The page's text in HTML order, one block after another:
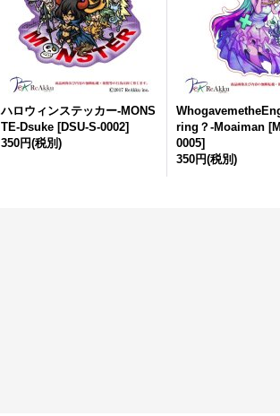
ハロウィンステッカー-MONS
TE-Dsuke [DSU-S-0002]
350円(税別)
ring？-Moaiman [
0005]
350円(税別)